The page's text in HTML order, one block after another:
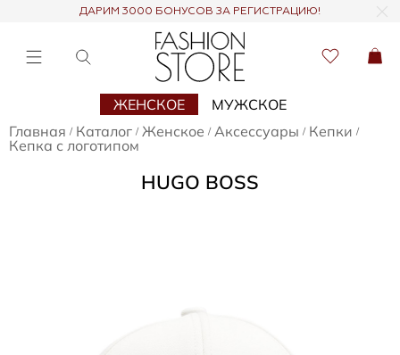
ДАРИМ 3000 БОНУСОВ ЗА РЕГИСТРАЦИЮ!
ЖЕНСКОЕ
МУЖСКОЕ
Главная / Каталог / Женское / Аксессуары / Кепки /
Кепка с логотипом
HUGO BOSS